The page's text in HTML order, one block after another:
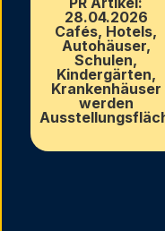
28.04.2026
Cafés, Hotels,
Autohäuser,
Schulen,
Kindergärten,
Krankenhäuser
werden